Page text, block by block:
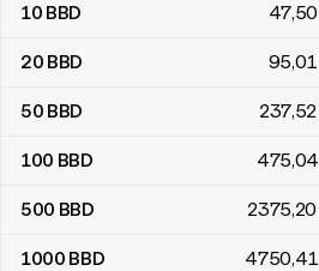
10 BBD 47,50
20 BBD 95,01
50 BBD 237,52
100 BBD 475,04
500 BBD 2375,20
1000 BBD 4750,41